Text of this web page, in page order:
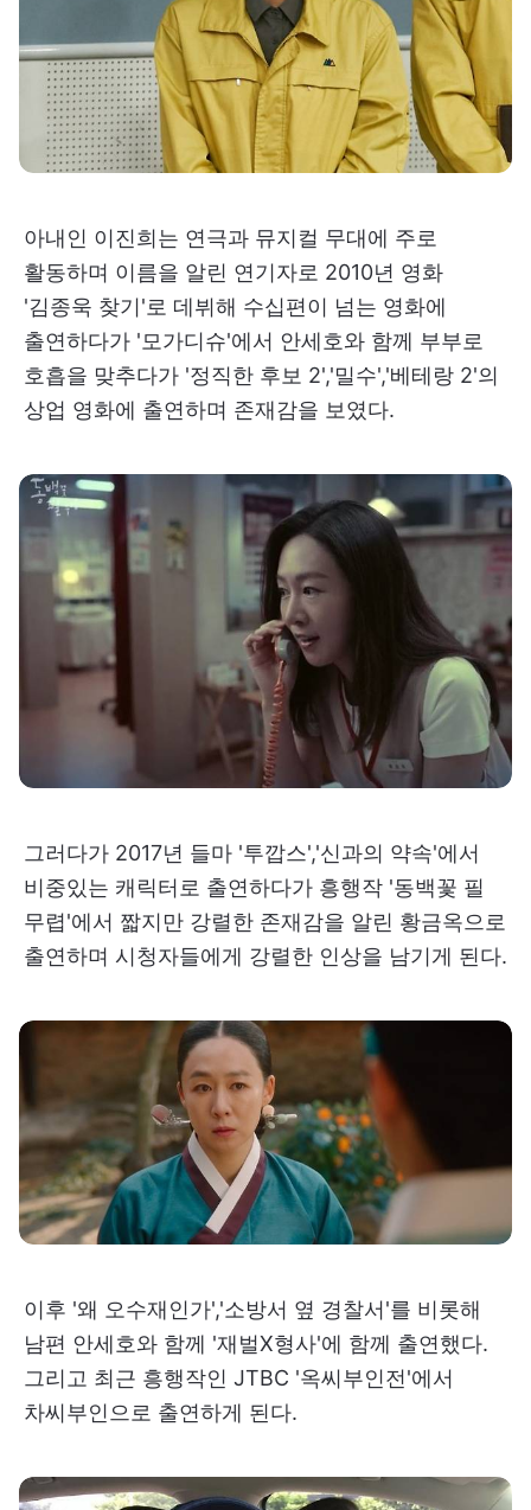
아내인 이진희는 연극과 뮤지컬 무대에 주로
활동하며 이름을 알린 연기자로 2010년 영화
'김종욱 찾기'로 데뷔해 수십편이 넘는 영화에
출연하다가 '모가디슈'에서 안세호와 함께 부부로
호흡을 맞추다가 '정직한 후보 2','밀수','베테랑 2'의
상업 영화에 출연하며 존재감을 보였다.
그러다가 2017년 들마 '투깝스','신과의 약속'에서
비중있는 캐릭터로 출연하다가 흥행작 '동백꽃 필
무렵'에서 짧지만 강렬한 존재감을 알린 황금옥으로
출연하며 시청자들에게 강렬한 인상을 남기게 된다.
이후 '왜 오수재인가','소방서 옆 경찰서'를 비롯해
남편 안세호와 함께 '재벌X형사'에 함께 출연했다.
그리고 최근 흥행작인 JTBC '옥씨부인전'에서
차씨부인으로 출연하게 된다.